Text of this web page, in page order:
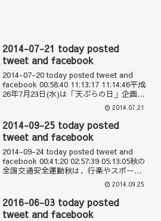
2014-07-21 today posted
tweet and facebook
2014-07-20 today posted tweet and
facebook 00:58:40 11:13:17 11:14:46平成
26年7月23日(水)は「天ぷらの日」企画
18:13:54有松鳴海絞模倣の浴衣 ネット流
2014.07.21
2014-09-25 today posted
tweet and facebook
2014-09-24 today posted tweet and
facebook 00:41:20 02:57:39 05:13:05秋の
全国交通安全運動秋は、行楽やスポーツ
などで外出する機会も増えることから、
人や車の動きが活発になりま... 2014.09.25
2016-06-03 today posted
tweet and facebook